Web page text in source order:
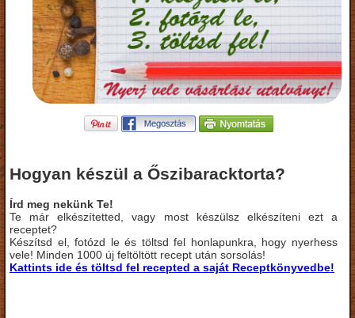
Hogyan készül a Őszibaracktorta?
Írd meg nekünk Te!
Te már elkészítetted, vagy most készülsz elkészíteni ezt a
receptet?
Készítsd el, fotózd le és töltsd fel honlapunkra, hogy nyerhess
vele! Minden 1000 új feltöltött recept után sorsolás!
Kattints ide és töltsd fel recepted a saját Receptkönyvedbe!